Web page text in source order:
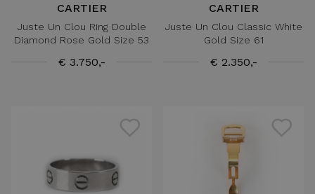
CARTIER
Juste Un Clou Ring Double
Diamond Rose Gold Size 53
€ 3.750,-
CARTIER
Juste Un Clou Classic White
Gold Size 61
€ 2.350,-